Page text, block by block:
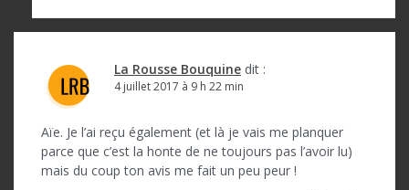
La Rousse Bouquine dit :
4 juillet 2017 à 9 h 22 min
Aïe. Je l’ai reçu également (et là je vais me planquer
parce que c’est la honte de ne toujours pas l’avoir lu)
mais du coup ton avis me fait un peu peur !